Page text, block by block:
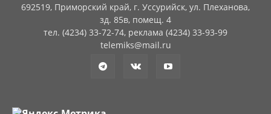
692519, Приморский край, г. Уссурийск, ул. Плеханова,
зд. 85в, помещ. 4
тел. (4234) 33-72-74, реклама (4234) 33-93-99
telemiks@mail.ru